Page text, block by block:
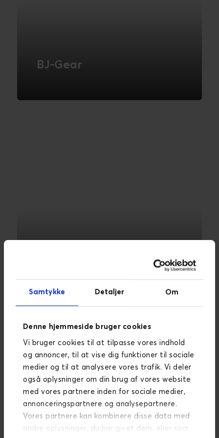
Samtykke Detaljer Om
Denne hjemmeside bruger cookies
Vi bruger cookies til at tilpasse vores indhold
og annoncer, til at vise dig funktioner til sociale
medier og til at analysere vores trafik. Vi deler
også oplysninger om din brug af vores website
med vores partnere inden for sociale medier,
annonceringspartnere og analysepartnere.
Vores partnere kan kombinere disse data med
andre oplysninger, du har givet dem, eller som
BJ-Gear
Skalerbar e-handelsløsning til fremtidig
vækst
LÆS MERE